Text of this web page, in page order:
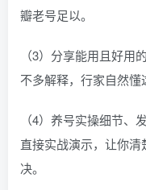
瓣老号足以。
（3）分享能用且好用
不多解释，行家自然懂
（4）养号实操细节、
直接实战演示，让你
决。